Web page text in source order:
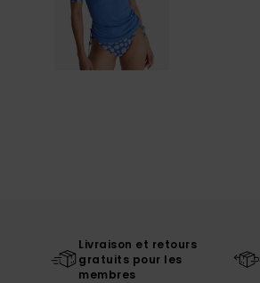
Livraison et retours
gratuits pour les
membres